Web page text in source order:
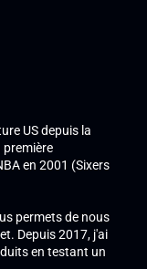
US depuis la
première
en 2001 (Sixers
permets de nous
Depuis 2017, j'ai
en testant un